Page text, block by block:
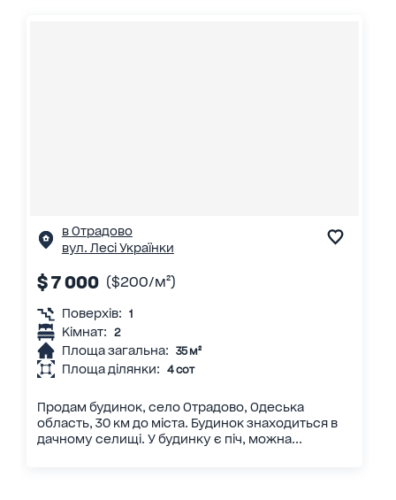
в Отрадово
вул. Лесі Українки
$ 7 000 ($200/м²)
Поверхів: 1
Кімнат: 2
Площа загальна: 35 м²
Площа ділянки: 4 сот
Продам будинок, село Отрадово, Одеська
область, 30 км до міста. Будинок знаходиться в
дачному селищі. У будинку є піч, можна...